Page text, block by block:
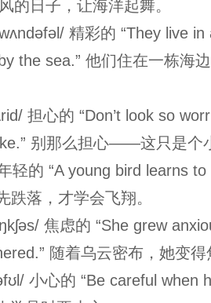
的日子，让海洋起舞。
精彩的 “They live in
the sea.” 他们住在一栋海
担心的 “Don’t look so
别那么担心——这只是个
轻的 “A young bird learns to
跌落，才学会飞翔。
焦虑的 “She grew
随着乌云密布，她变得
小心的 “Be careful when